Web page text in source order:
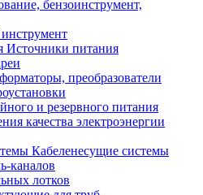
бензоинструмент,
Источники питания
преобразователи
и резервного питания
качества электроэнергии
Кабеленесущие системы
каналов
лотков